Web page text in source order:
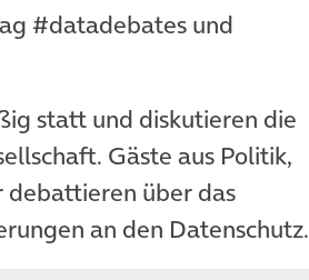
#datadebates und
statt und diskutieren die
Gäste aus Politik,
debattieren über das
an den Datenschutz.